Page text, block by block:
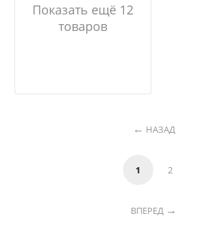
Показать ещё 12
товаров
НАЗАД
1 2
ВПЕРЕД